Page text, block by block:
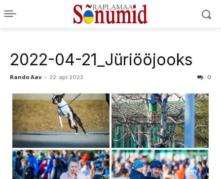
2022-04-21_Jüriööjooks
Rando Aav - 22. apr 2022 0